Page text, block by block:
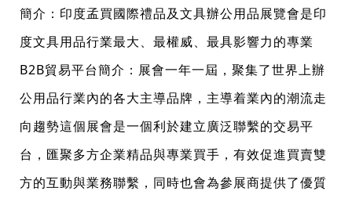
簡介：印度孟買國際禮品及文具辦公用品展覽會是印
度文具用品行業最大、最權威、最具影響力的專業
B2B貿易平台簡介：展會一年一屆，聚集了世界上辦
公用品行業內的各大主導品牌，主導着業內的潮流走
向趨勢這個展會是一個利於建立廣泛聯繫的交易平
台，匯聚多方企業精品與專業買手，有效促進買賣雙
方的互動與業務聯繫，同時也會為參展商提供了優質